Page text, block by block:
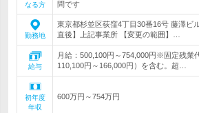
なる方
問です
勤務地
東京都杉並区荻窪4丁目30番16号 藤澤ビ
直後】上記事業所 【変更の範囲】…
給与
月給：500,100円～754,000円※固定残業
110,100円～166,000円）を含む。超…
初年度
年収
600万円～754万円